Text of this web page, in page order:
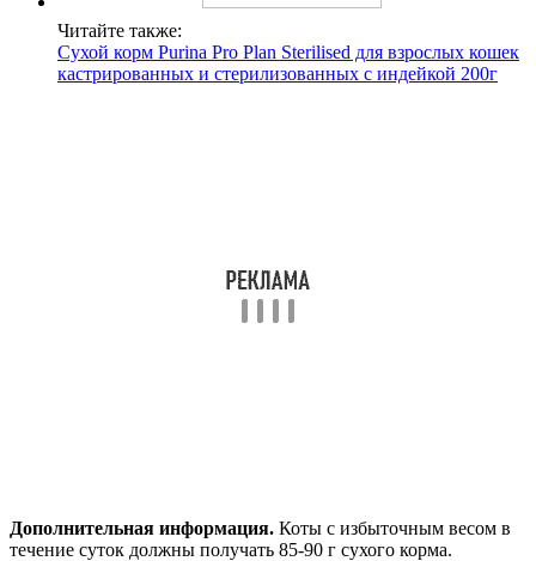
Читайте также:
Сухой корм Purina Pro Plan Sterilised для взрослых кошек
кастрированных и стерилизованных с индейкой 200г
Дополнительная информация. Коты с избыточным весом в
течение суток должны получать 85-90 г сухого корма.